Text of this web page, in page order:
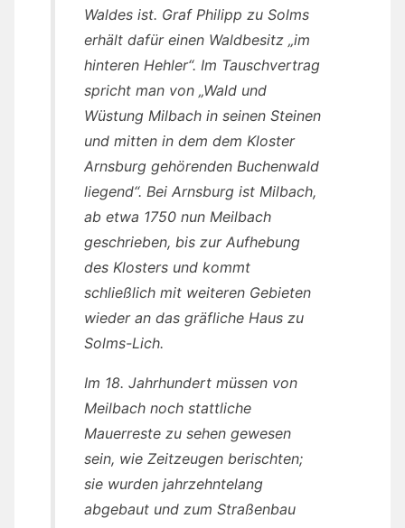
Waldes ist. Graf Philipp zu Solms
erhält dafür einen Waldbesitz „im
hinteren Hehler“. Im Tauschvertrag
spricht man von „Wald und
Wüstung Milbach in seinen Steinen
und mitten in dem dem Kloster
Arnsburg gehörenden Buchenwald
liegend“. Bei Arnsburg ist Milbach,
ab etwa 1750 nun Meilbach
geschrieben, bis zur Aufhebung
des Klosters und kommt
schließlich mit weiteren Gebieten
wieder an das gräfliche Haus zu
Solms-Lich.
Im 18. Jahrhundert müssen von
Meilbach noch stattliche
Mauerreste zu sehen gewesen
sein, wie Zeitzeugen berischten;
sie wurden jahrzehntelang
abgebaut und zum Straßenbau